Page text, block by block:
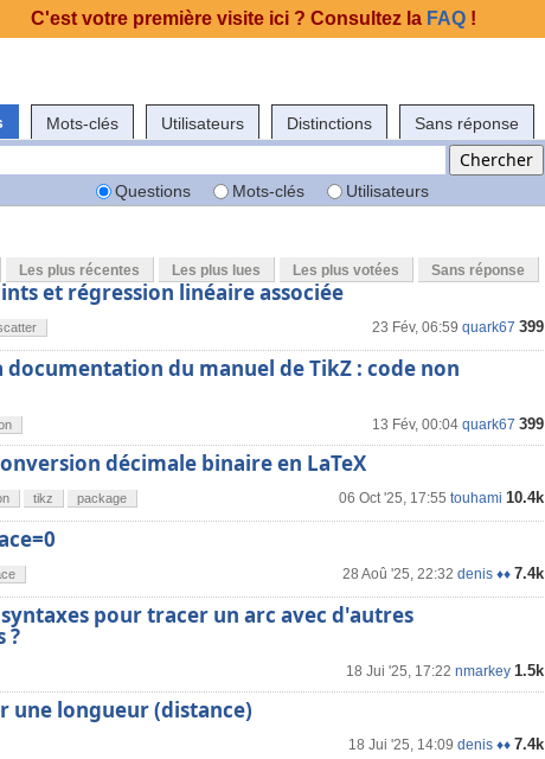
Mots-clés Utilisateurs Distinctions Sans réponse
Questions Mots-clés Utilisateurs
Les plus récentes Les plus lues Les plus votées Sans réponse
et régression linéaire associée
23 Fév, 06:59 quark67 399
documentation du manuel de TikZ : code non
13 Fév, 00:04 quark67 399
décimale binaire en LaTeX
06 Oct '25, 17:55 touhami 10.4k
tikz package
28 Aoû '25, 22:32 denis ♦♦ 7.4k
pour tracer un arc avec d'autres
?
18 Jui '25, 17:22 nmarkey 1.5k
une longueur (distance)
18 Jui '25, 14:09 denis ♦♦ 7.4k
C'est votre première visite ici ? Consultez la FAQ !